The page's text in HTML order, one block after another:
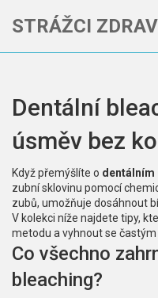
STRÁŽCI
Dentální
úsměv bez
Když přemýšlíte o dentálním
zubní sklovinu pomocí
zubů, umožňuje dosáhnout
V kolekci níže najdete tipy,
metodu a vyhnout se častým
Co všechno
bleaching?